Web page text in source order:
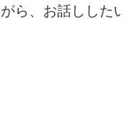
がら、お話しした